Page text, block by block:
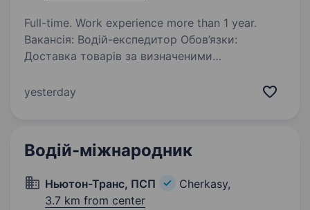
Full-time. Work experience more than 1 year.
Вакансія: Водій-експедитор Обов’язки:
Доставка товарів за визначеними
Виконання завдань експедитора: прийом та
yesterday
Водій-міжнародник
Ньютон-Транс, ПСП
Cherkasy,
3.7 km from center